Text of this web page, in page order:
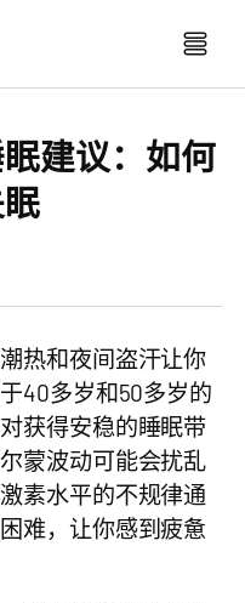
建议：如何
热和夜间盗汗让你
40多岁和50多岁的
获得安稳的睡眠带
蒙波动可能会扰乱
素水平的不规律通
难，让你感到疲惫